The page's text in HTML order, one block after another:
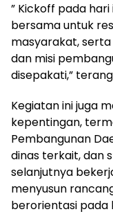
” Kickoff pada
bersama untuk
masyarakat,
dan misi
disepakati,”
Kegiatan ini juga
kepentingan,
Pembangunan
dinas terkait, dan
selanjutnya
menyusun
berorientasi pada